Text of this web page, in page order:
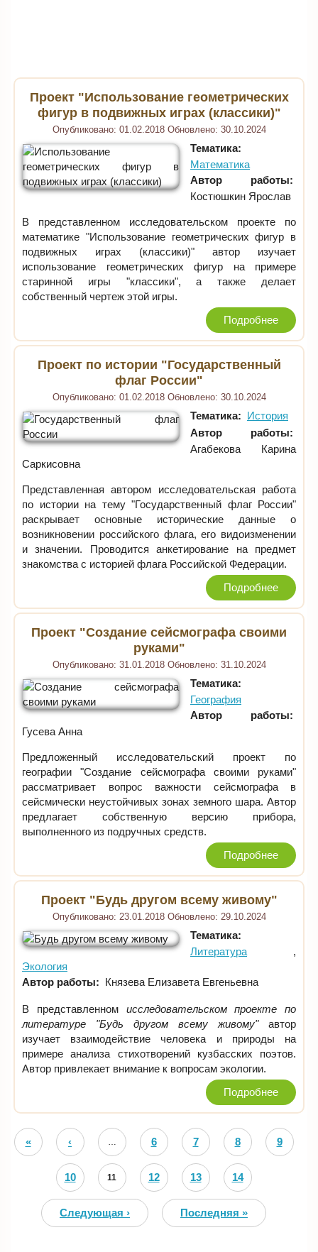
Проект "Использование геометрических
фигур в подвижных играх (классики)"
Опубликовано: 01.02.2018 Обновлено: 30.10.2024
Тематика:
Математика
Автор работы:
Костюшкин Ярослав
В представленном исследовательском проекте по
математике "Использование геометрических фигур в
подвижных играх (классики)" автор изучает
использование геометрических фигур на примере
старинной игры "классики", а также делает
собственный чертеж этой игры.
Подробнее
Проект по истории "Государственный
флаг России"
Опубликовано: 01.02.2018 Обновлено: 30.10.2024
Тематика: История
Автор работы:
Агабекова Карина
Саркисовна
Представленная автором исследовательская работа
по истории на тему "Государственный флаг России"
раскрывает основные исторические данные о
возникновении российского флага, его видоизменении
и значении. Проводится анкетирование на предмет
знакомства с историей флага Российской Федерации.
Подробнее
Проект "Создание сейсмографа своими
руками"
Опубликовано: 31.01.2018 Обновлено: 31.10.2024
Тематика:
География
Автор работы:
Гусева Анна
Предложенный исследовательский проект по
географии "Создание сейсмографа своими руками"
рассматривает вопрос важности сейсмографа в
сейсмически неустойчивых зонах земного шара. Автор
предлагает собственную версию прибора,
выполненного из подручных средств.
Подробнее
Проект "Будь другом всему живому"
Опубликовано: 23.01.2018 Обновлено: 29.10.2024
Тематика:
Литература
Экология
Автор работы: Князева Елизавета Евгеньевна
В представленном исследовательском проекте по
литературе "Будь другом всему живому"автор
изучает взаимодействие человека и природы на
примере анализа стихотворений кузбасских поэтов.
Автор привлекает внимание к вопросам экологии.
Подробнее
Страницы
« ‹
Предыдущая
6 7 8 9
10 11 12 13 14
Следующая › Последняя »